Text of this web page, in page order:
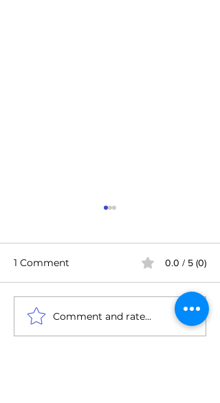
Təchizatçının maliyyə
imkanlarının
1 Comment 0.0 / 5 (0)
Comment and rate...